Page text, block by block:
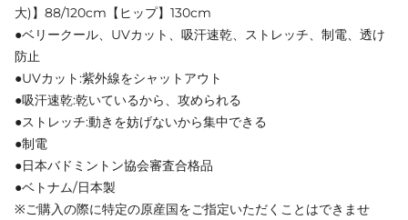
大)】88/120cm【ヒップ】130cm
●ベリークール、UVカット、吸汗速乾、ストレッチ、制電、透け
防止
●UVカット:紫外線をシャットアウト
●吸汗速乾:乾いているから、攻められる
●ストレッチ:動きを妨げないから集中できる
●制電
●日本バドミントン協会審査合格品
●ベトナム/日本製
※ご購入の際に特定の原産国をご指定いただくことはできませ